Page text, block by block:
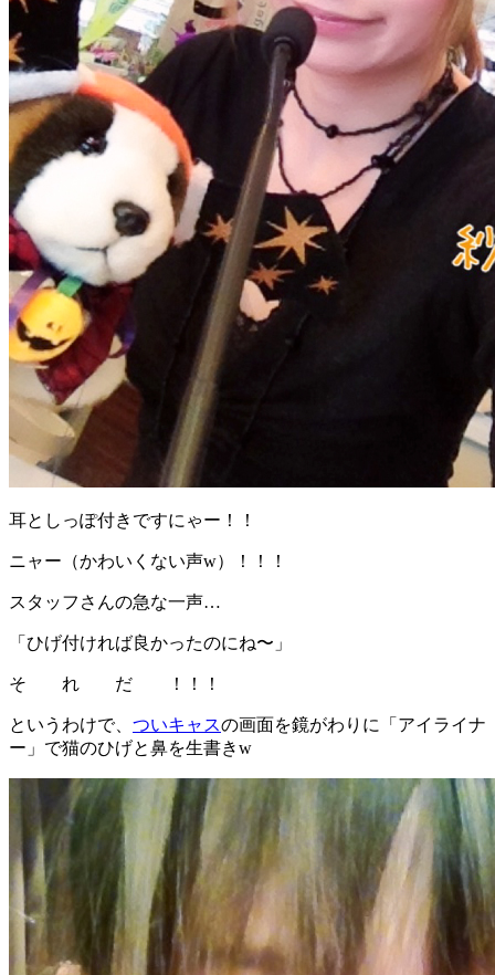
耳としっぽ付きですにゃー！！
ニャー（かわいくない声w）！！！
スタッフさんの急な一声…
「ひげ付ければ良かったのにね〜」
そ れ だ ！！！
というわけで、 ついキャスの画面を鏡がわりに「アイライナ
ー」で猫のひげと鼻を生書きw